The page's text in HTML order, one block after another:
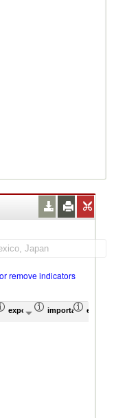
remove indicators
exportación Valor del comercio
importación Valor del